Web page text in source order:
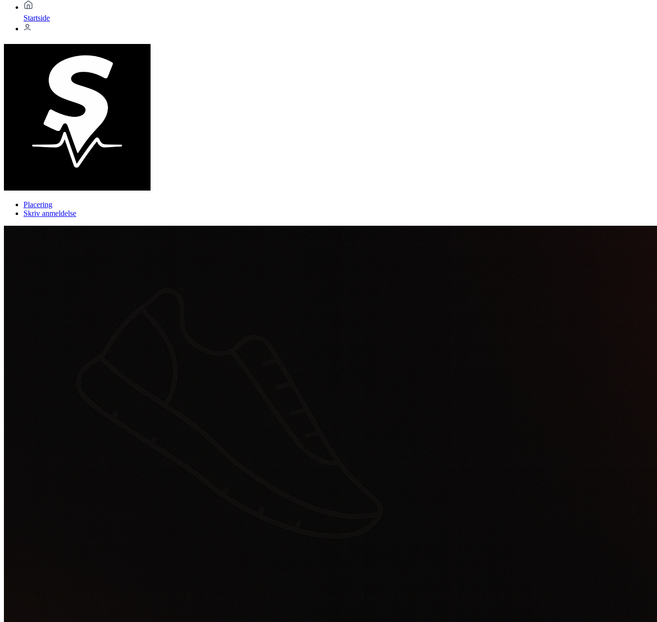
Startside
Placering
Skriv anmeldelse